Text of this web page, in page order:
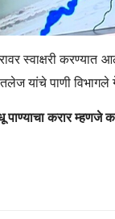
स्वाक्षरी करण्यात
यांचे पाणी विभागले
पाण्याचा करार